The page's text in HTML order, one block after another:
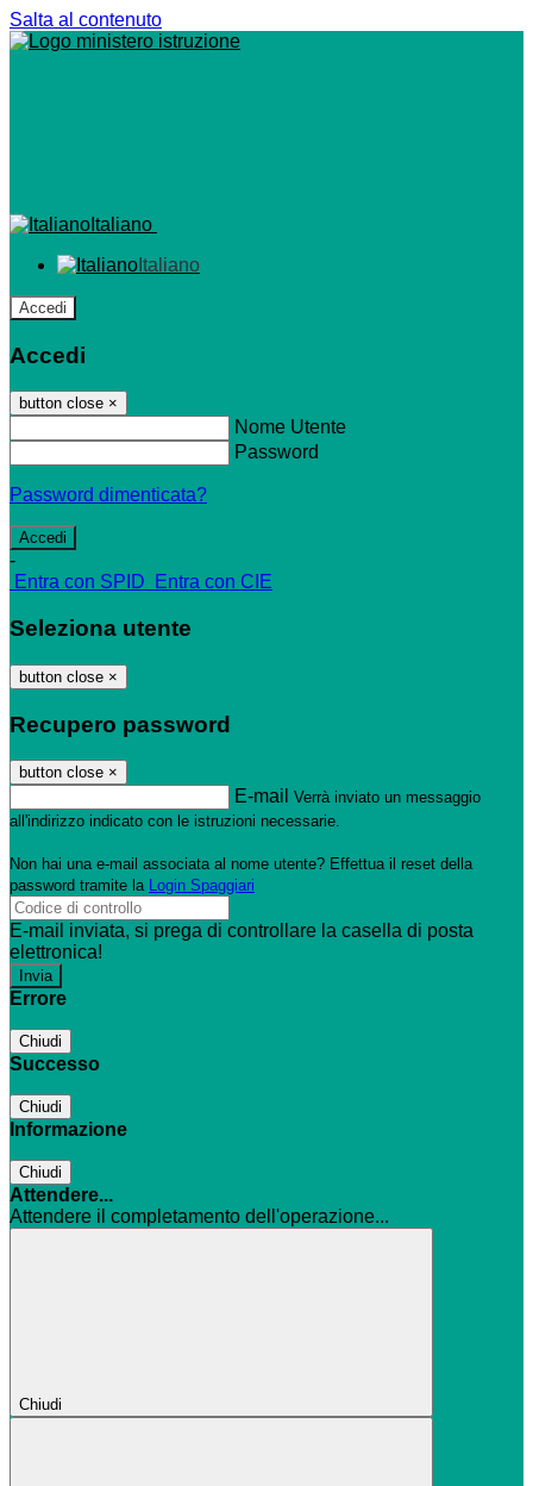
Salta al contenuto
Italiano
Italiano
Accedi
Accedi
button close ×
Nome Utente
Password
Password dimenticata?
-
Entra con SPID
Entra con CIE
Seleziona utente
button close ×
Recupero password
button close ×
E-mail Verrà inviato un messaggio
all'indirizzo indicato con le istruzioni necessarie.
Non hai una e-mail associata al nome utente? Effettua il reset della
password tramite la Login Spaggiari
E-mail inviata, si prega di controllare la casella di posta
elettronica!
Errore
Chiudi
Successo
Chiudi
Informazione
Chiudi
Attendere...
Attendere il completamento dell'operazione...
Chiudi